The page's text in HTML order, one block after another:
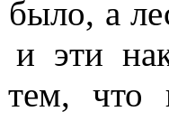
а
эти
что